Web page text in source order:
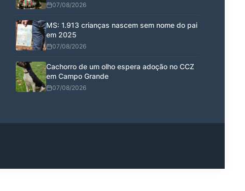
07/08/2026
MS: 1.913 crianças nascem sem nome do pai
em 2025
07/08/2026
Cachorro de um olho espera adoção no CCZ
em Campo Grande
07/08/2026